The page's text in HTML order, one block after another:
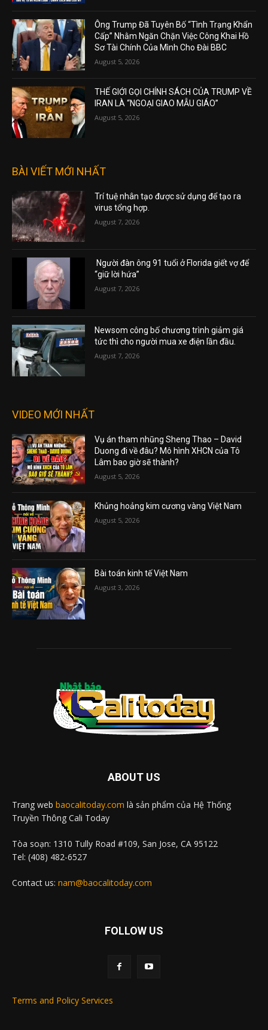
Ông Trump Đã Tuyên Bố “Tình Trạng Khẩn
Cấp” Nhằm Ngăn Chặn Việc Công Khai Hồ
Sơ Tài Chính Của Mình Cho Đài BBC
August 5, 2026
THẾ GIỚI GỌI CHÍNH SÁCH CỦA TRUMP VỀ
IRAN LÀ “NGOẠI GIAO MẪU GIÁO”
August 5, 2026
BÀI VIẾT MỚI NHẤT
Trí tuệ nhân tạo được sử dụng để tạo ra
virus tổng hợp.
August 7, 2026
Người đàn ông 91 tuổi ở Florida giết vợ để
“giữ lời hứa”
August 7, 2026
Newsom công bố chương trình giảm giá
tức thì cho người mua xe điện lần đầu.
August 7, 2026
VIDEO MỚI NHẤT
Vụ án tham nhũng Sheng Thao – David
Duong đi về đâu? Mô hình XHCN của Tô
Lâm bao giờ sẽ thành?
August 5, 2026
Khủng hoảng kim cương vàng Việt Nam
August 5, 2026
Bài toán kinh tế Việt Nam
August 3, 2026
ABOUT US
Trang web baocalitoday.com là sản phẩm của Hệ Thống
Truyền Thông Cali Today
Tòa soạn: 1310 Tully Road #109, San Jose, CA 95122
Tel: (408) 482-6527
Contact us: nam@baocalitoday.com
FOLLOW US
Terms and Policy Services